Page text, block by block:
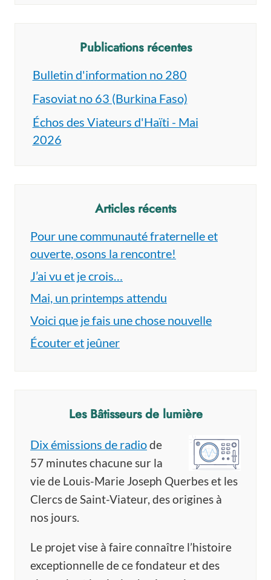
Publications récentes
Bulletin d'information no 280
Fasoviat no 63 (Burkina Faso)
Échos des Viateurs d'Haïti - Mai
2026
Articles récents
Pour une communauté fraternelle et
ouverte, osons la rencontre!
J’ai vu et je crois…
Mai, un printemps attendu
Voici que je fais une chose nouvelle
Écouter et jeûner
Les Bâtisseurs de lumière
Dix émissions de radiode
57 minutes chacune sur la
vie de Louis-Marie Joseph Querbes et les
Clercs de Saint-Viateur, des origines à
nos jours.
Le projet vise à faire connaître l’histoire
exceptionnelle de ce fondateur et des